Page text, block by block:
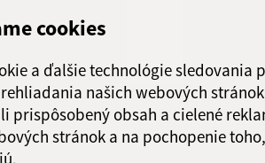
cookies
a ďalšie technológie sledovania
našich webových
prispôsobený obsah a cielené
stránok a na pochopenie
Google
Odoslať správu